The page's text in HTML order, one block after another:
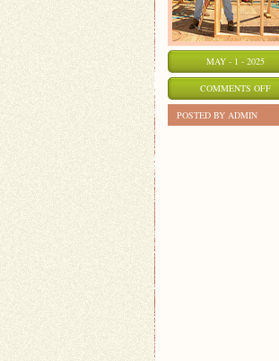
MAY - 1 - 2025
COMMENTS OFFON
POSTED BY ADMIN